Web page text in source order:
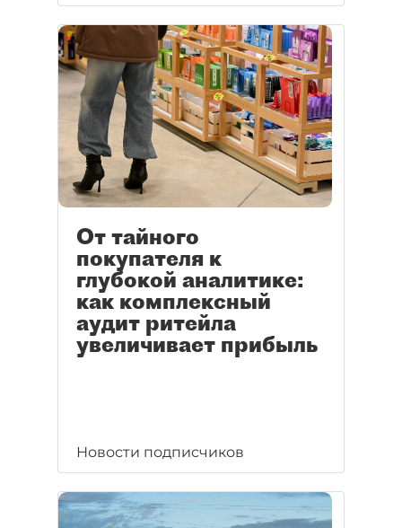
От тайного
покупателя к
глубокой аналитике:
как комплексный
аудит ритейла
увеличивает прибыль
Новости подписчиков